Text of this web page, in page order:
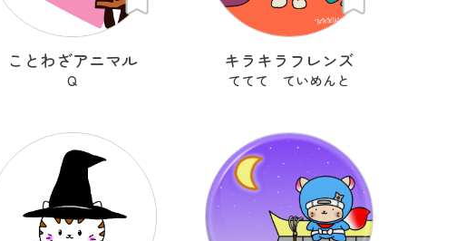
ことわざアニマル
Q
キラキラフレンズ
ててて ていめんと